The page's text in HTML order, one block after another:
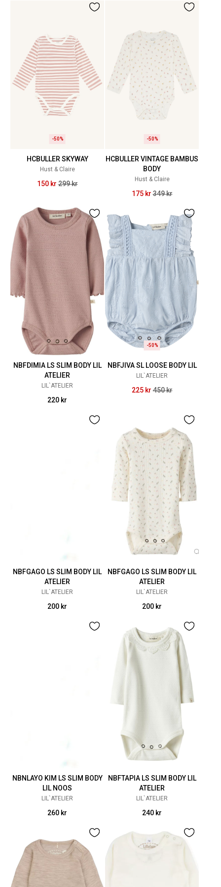
-50%
HCBULLER SKYWAY
Hust & Claire
150 kr 299 kr
-50%
HCBULLER VINTAGE BAMBUS
BODY
Hust & Claire
175 kr 349 kr
NBFDIMIA LS SLIM BODY LIL
ATELIER
LIL`ATELIER
220 kr
-50%
NBFJIVA SL LOOSE BODY LIL
LIL`ATELIER
225 kr 450 kr
NBFGAGO LS SLIM BODY LIL
ATELIER
LIL`ATELIER
200 kr
NBFGAGO LS SLIM BODY LIL
ATELIER
LIL`ATELIER
200 kr
NBNLAYO KIM LS SLIM BODY
LIL NOOS
LIL`ATELIER
260 kr
NBFTAPIA LS SLIM BODY LIL
ATELIER
LIL`ATELIER
240 kr